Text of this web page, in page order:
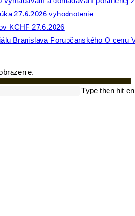
27.6.2026 vyhodnotenie
KCHF 27.6.2026
Branislava Porubčanského O cenu
Type then hit